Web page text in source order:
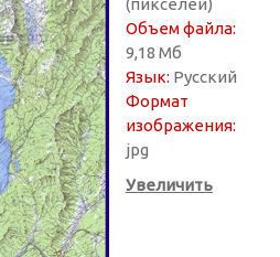
(пикселей)
Объем файла:
9,18 Мб
Язык: Русский
Формат
изображения:
jpg
Увеличить